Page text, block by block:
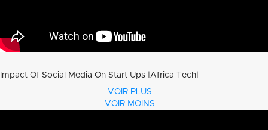
Impact Of Social Media On Start Ups |Africa Tech|
VOIR PLUS
VOIR MOINS